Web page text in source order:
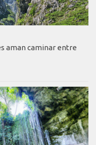
aman caminar entre